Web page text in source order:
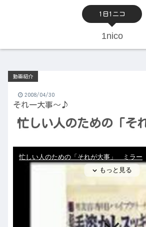
1日1ニコ
1nico
忙しい人のための「そ
動画紹介
2008/04/30
それ一大事～♪